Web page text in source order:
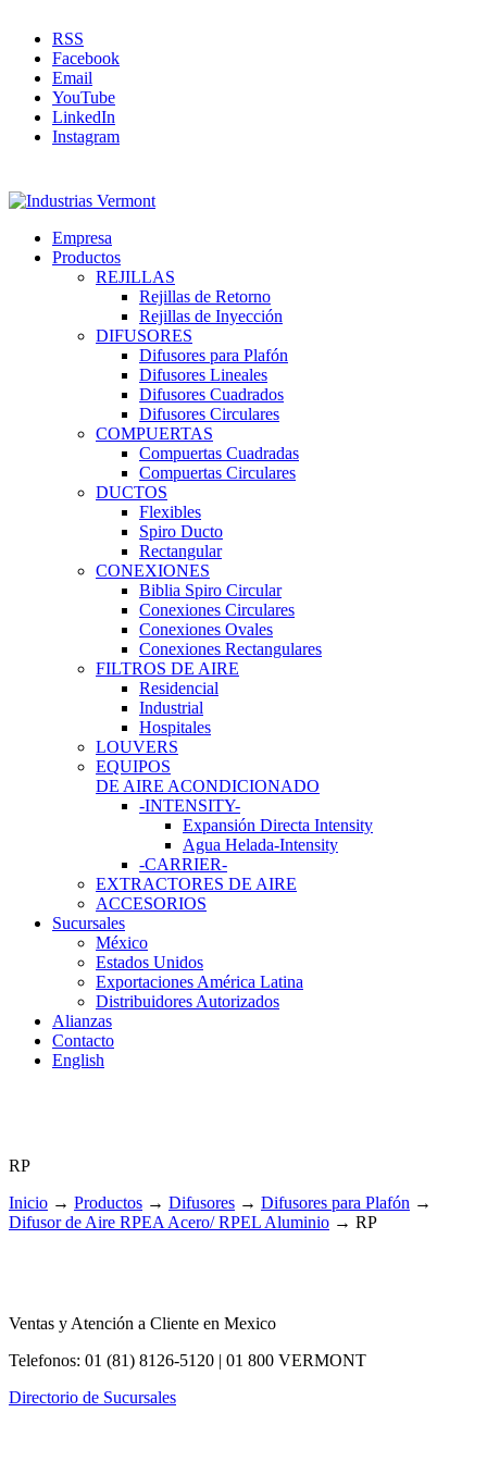
RSS
Facebook
Email
YouTube
LinkedIn
Instagram
Empresa
Productos
REJILLAS
Rejillas de Retorno
Rejillas de Inyección
DIFUSORES
Difusores para Plafón
Difusores Lineales
Difusores Cuadrados
Difusores Circulares
COMPUERTAS
Compuertas Cuadradas
Compuertas Circulares
DUCTOS
Flexibles
Spiro Ducto
Rectangular
CONEXIONES
Biblia Spiro Circular
Conexiones Circulares
Conexiones Ovales
Conexiones Rectangulares
FILTROS DE AIRE
Residencial
Industrial
Hospitales
LOUVERS
EQUIPOS
DE AIRE ACONDICIONADO
-INTENSITY-
Expansión Directa Intensity
Agua Helada-Intensity
-CARRIER-
EXTRACTORES DE AIRE
ACCESORIOS
Sucursales
México
Estados Unidos
Exportaciones América Latina
Distribuidores Autorizados
Alianzas
Contacto
English
RP
Inicio → Productos → Difusores → Difusores para Plafón →
Difusor de Aire RPEA Acero/ RPEL Aluminio → RP
Ventas y Atención a Cliente en Mexico
Telefonos: 01 (81) 8126-5120 | 01 800 VERMONT
Directorio de Sucursales